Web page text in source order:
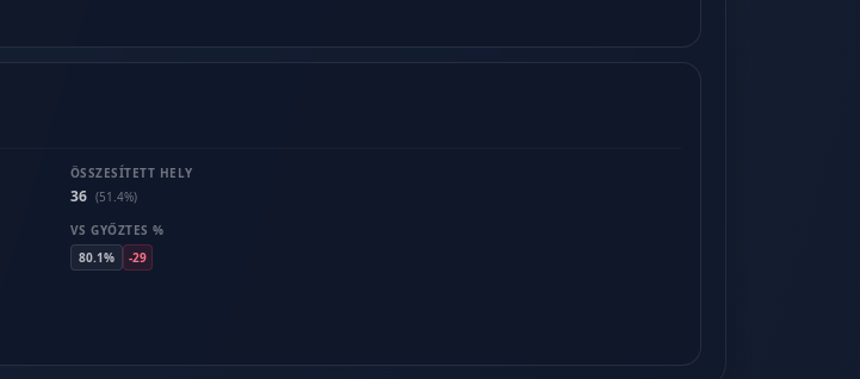
ÖSSZESÍTETT HELY
36 (51.4%)
VS GYŐZTES %
80.1%
-29